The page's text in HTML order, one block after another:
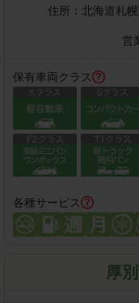
住所： 北海道札
営
保有車両クラス
各種サービス
厚